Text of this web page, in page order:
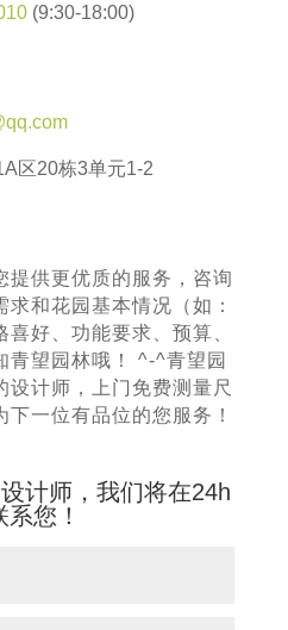
(9:30-18:00)
区20栋3单元1-2
提供更优质的服务，咨询
和花园基本情况（如：
好、功能要求、预算、
青望园林哦！ ^-^青望园
设计师，上门免费测量尺
一位有品位的您服务！
计师，我们将在24h
系您！